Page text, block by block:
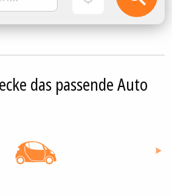
das passende Auto